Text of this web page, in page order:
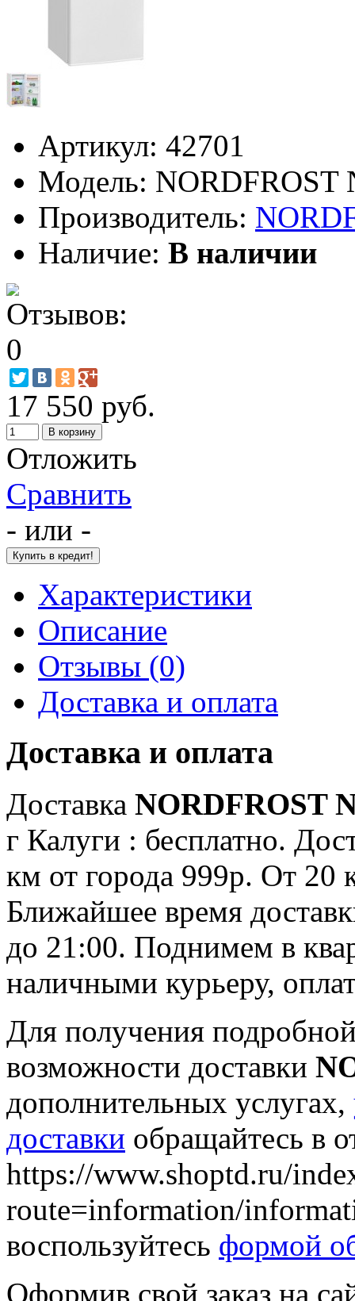
Артикул: 42701
Модель: NORDFROST
Производитель:
Наличие: В наличии
17 550 руб.
Отложить
Сравнить
- или -
Характеристики
Описание
Отзывы (0)
Доставка и оплата
Доставка и оплата
Доставка NORDFROST
г Калуги : бесплатно.
км от города 999р. От 20
Ближайшее время
до 21:00. Поднимем в
наличными курьеру,
Для получения
возможности доставки
дополнительных услугах,
доставки обращайтесь в
https://www.shoptd.ru/
route=information/
воспользуйтесь формой
Оформив свой заказ на